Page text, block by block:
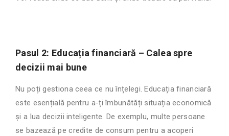
Pasul 2: Educația financiară – Calea spre
decizii mai bune
Nu poți gestiona ceea ce nu înțelegi. Educația financiară
este esențială pentru a-ți îmbunătăți situația economică
și a lua decizii inteligente. De exemplu, multe persoane
se bazează pe credite de consum pentru a acoperi